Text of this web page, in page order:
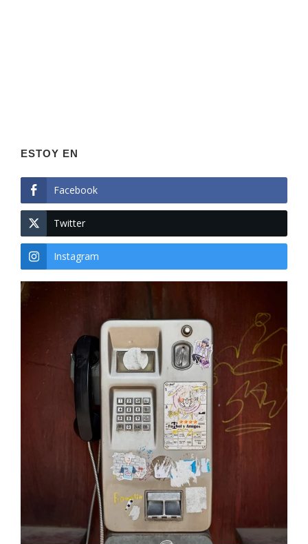
ESTOY EN
Facebook
Twitter
Instagram